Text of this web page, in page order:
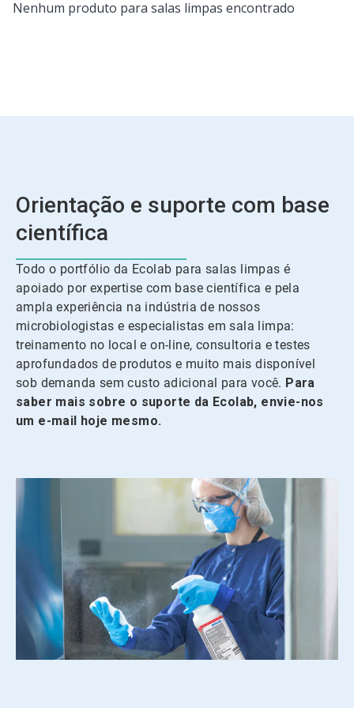
Nenhum produto para salas limpas encontrado
Orientação e suporte com base
científica
Todo o portfólio da Ecolab para salas limpas é
apoiado por expertise com base científica e pela
ampla experiência na indústria de nossos
microbiologistas e especialistas em sala limpa:
treinamento no local e on-line, consultoria e testes
aprofundados de produtos e muito mais disponível
sob demanda sem custo adicional para você. Para
saber mais sobre o suporte da Ecolab, envie-nos
um e-mail hoje mesmo.